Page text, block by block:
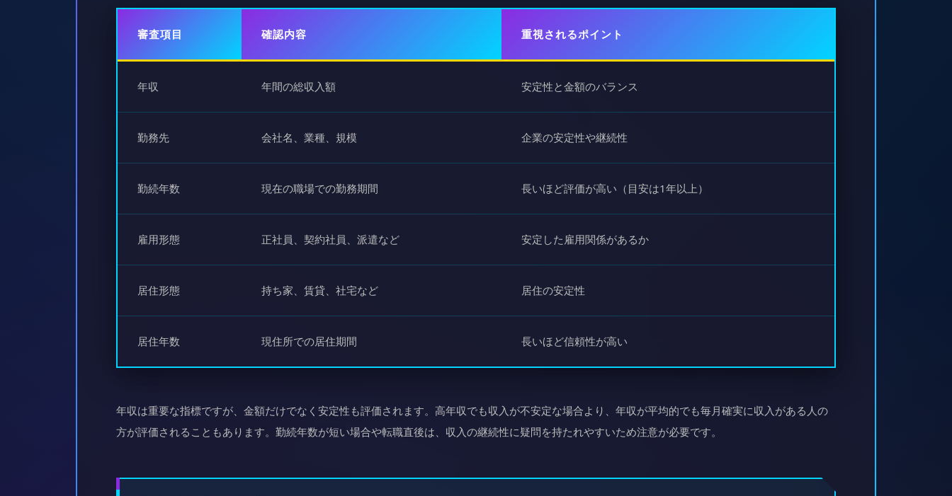
審査項目 確認内容 重視されるポイント
年収 年間の総収入額 安定性と金額のバランス
勤務先 会社名、業種、規模 企業の安定性や継続性
勤続年数 現在の職場での勤務期間 長いほど評価が高い（目安は1年以上）
雇用形態 正社員、契約社員、派遣など 安定した雇用関係があるか
居住形態 持ち家、賃貸、社宅など 居住の安定性
居住年数 現住所での居住期間 長いほど信頼性が高い
年収は重要な指標ですが、金額だけでなく安定性も評価されます。高年収でも収入が不安定な場合より、年収が平均的でも毎月確実に収入がある人の
方が評価されることもあります。勤続年数が短い場合や転職直後は、収入の継続性に疑問を持たれやすいため注意が必要です。